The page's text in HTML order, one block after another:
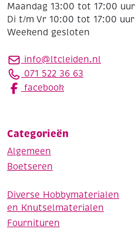
Maandag 13:00 tot 17:00 uur
Di t/m Vr 10:00 tot 17:00 uur
Weekend gesloten
info@ltcleiden.nl
071 522 36 63
facebook
Categorieën
Algemeen
Boetseren
Diverse Hobbymaterialen
en Knutselmaterialen
Fournituren